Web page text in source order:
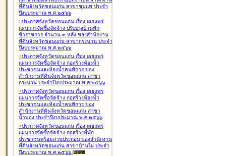
ที่ดินจังหวัดขอนแก่น สาขาชุมแพ ประจำ
ปีงบประมาณ พ.ศ.๒๕๖๖
>ประกาศจังหวัดขอนแก่น เรื่อง เผยแพร่
แผนการจัดซื้อจัดจ้าง ปรับปรุงบ้านพัก
ข้าราชการ จำนวน ๓ หลัง ของสำนักงาน
ที่ดินจังหวัดขอนแก่น สาขากระนวน ประจำ
ปีงบประมาณ พ.ศ.๒๕๖๖
>ประกาศจังหวัดขอนแก่น เรื่อง เผยแพร่
แผนการจัดซื้อจัดจ้าง ก่อสร้างห้องน้ำ
ประชาชนและห้องน้ำคนพิการ ของ
สำนักงานที่ดินจังหวัดขอนแก่น สาขา
กระนวน ประจำปีงบประมาณ พ.ศ.๒๕๖๖
>ประกาศจังหวัดขอนแก่น เรื่อง เผยแพร่
แผนการจัดซื้อจัดจ้าง ก่อสร้างห้องน้ำ
ประชาชนและห้องน้ำคนพิการ ของ
สำนักงานที่ดินจังหวัดขอนแก่น สาขา
น้ำพอง ประจำปีงบประมาณ พ.ศ.๒๕๖๖
>ประกาศจังหวัดขอนแก่น เรื่อง เผยแพร่
แผนการจัดซื้อจัดจ้าง ก่อสร้างที่พัก
ประชาชนพร้อมส่วนประกอบ ของสำนักงาน
ที่ดินจังหวัดขอนแก่น สาขาบ้านไผ่ ประจำ
ปีงบประมาณ พ.ศ.๒๕๖๖